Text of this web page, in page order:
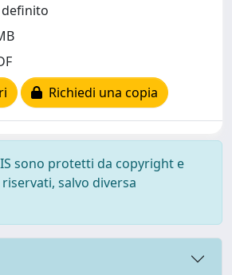
definito
Richiedi una copia
sono protetti da copyright e
salvo diversa